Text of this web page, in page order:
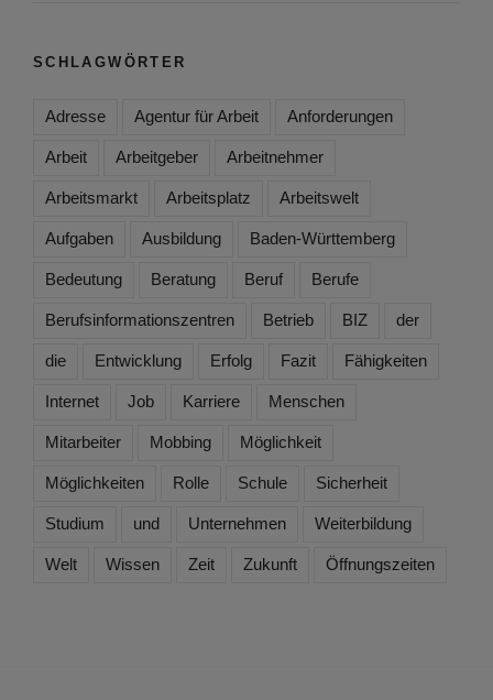
SCHLAGWÖRTER
Adresse Agentur für Arbeit Anforderungen
Arbeit Arbeitgeber Arbeitnehmer
Arbeitsmarkt Arbeitsplatz Arbeitswelt
Aufgaben Ausbildung Baden-Württemberg
Bedeutung Beratung Beruf Berufe
Berufsinformationszentren Betrieb BIZ der
die Entwicklung Erfolg Fazit Fähigkeiten
Internet Job Karriere Menschen
Mitarbeiter Mobbing Möglichkeit
Möglichkeiten Rolle Schule Sicherheit
Studium und Unternehmen Weiterbildung
Welt Wissen Zeit Zukunft Öffnungszeiten